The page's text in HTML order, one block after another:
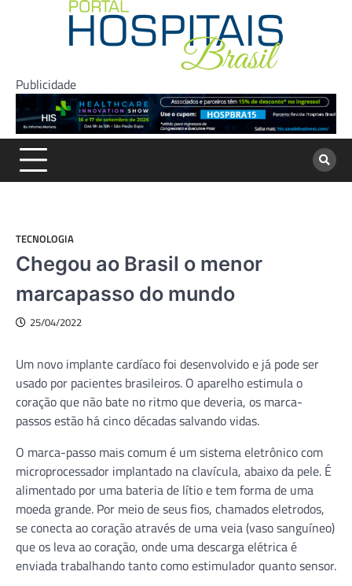
Publicidade
TECNOLOGIA
Chegou ao Brasil o menor
marcapasso do mundo
25/04/2022
Um novo implante cardíaco foi desenvolvido e já pode ser
usado por pacientes brasileiros. O aparelho estimula o
coração que não bate no ritmo que deveria, os marca-
passos estão há cinco décadas salvando vidas.
O marca-passo mais comum é um sistema eletrônico com
microprocessador implantado na clavícula, abaixo da pele. É
alimentado por uma bateria de lítio e tem forma de uma
moeda grande. Por meio de seus fios, chamados eletrodos,
se conecta ao coração através de uma veia (vaso sanguíneo)
que os leva ao coração, onde uma descarga elétrica é
enviada trabalhando tanto como estimulador quanto sensor.